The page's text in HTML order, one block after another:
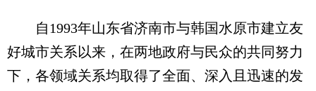
自1993年山东省济南市与韩国水原市建立友
好城市关系以来，在两地政府与民众的共同努力
下，各领域关系均取得了全面、深入且迅速的发